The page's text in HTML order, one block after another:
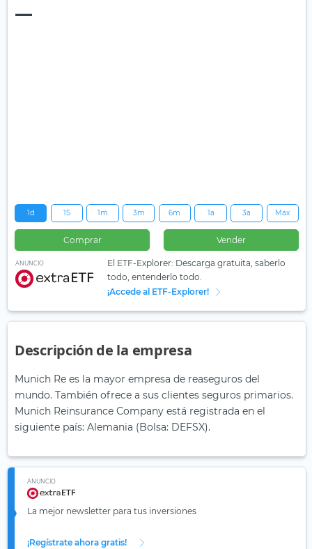
—
1d 1S 1m 3m 6m 1a 3a Max
Comprar Vender
ANUNCIO
El ETF-Explorer: Descarga gratuita, saberlo
todo, entenderlo todo.
¡Accede al ETF-Explorer!
Descripción de la empresa
Munich Re es la mayor empresa de reaseguros del
mundo. También ofrece a sus clientes seguros primarios.
Munich Reinsurance Company está registrada en el
siguiente país: Alemania (Bolsa: DEFSX).
ANUNCIO
La mejor newsletter para tus inversiones
¡Regístrate ahora gratis!